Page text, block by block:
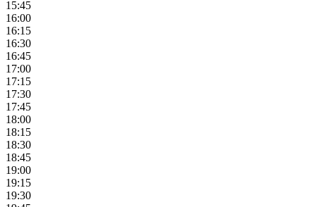
15:45
16:00
16:15
16:30
16:45
17:00
17:15
17:30
17:45
18:00
18:15
18:30
18:45
19:00
19:15
19:30